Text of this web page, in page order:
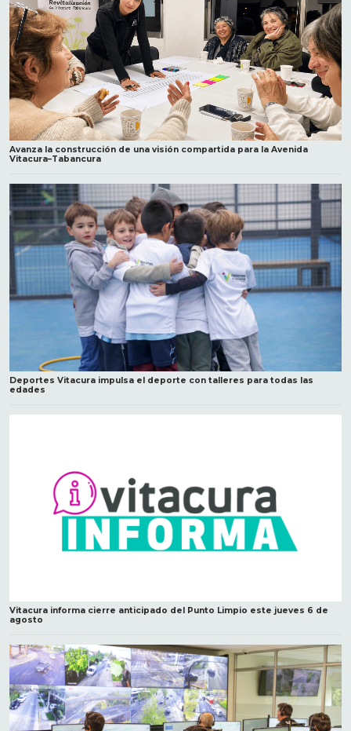
Avanza la construcción de una visión compartida para la Avenida
Vitacura–Tabancura
Deportes Vitacura impulsa el deporte con talleres para todas las
edades
Vitacura informa cierre anticipado del Punto Limpio este jueves 6 de
agosto